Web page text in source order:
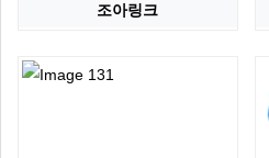
조아링크